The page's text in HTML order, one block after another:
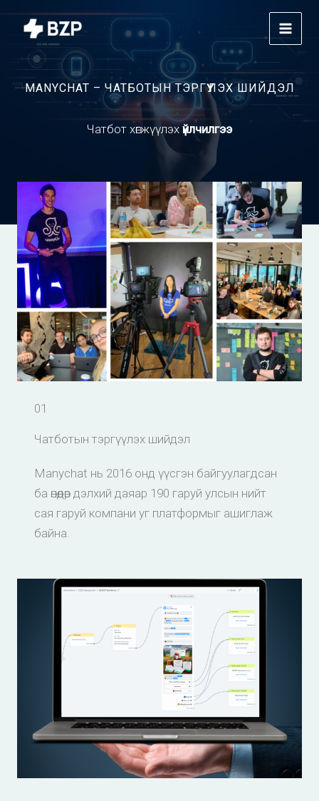
content
MANYCHAT – ЧАТБОТЫН ТЭРГҮҮЛЭХ ШИЙДЭЛ
Чатбот хөгжүүлэх үйлчилгээ
01
Чатботын тэргүүлэх шийдэл
Manychat нь 2016 онд үүсгэн байгуулагдсан
ба өнөөдөр дэлхий даяар 190 гаруй улсын нийт
сая гаруй компани уг платформыг ашиглаж
байна.